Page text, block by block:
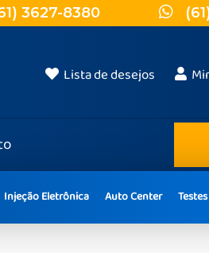
3627-8380
Lista de desejos
Injeção Eletrônica Auto Center